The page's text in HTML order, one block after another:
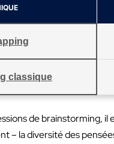
classique
de brainstorming,
– la diversité des